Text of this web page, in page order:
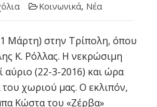
Κοινωνικά, Νέα
Μάρτη) στην Τρίπολη, όπου
Κ. Ρόλλας. Η νεκρώσιμη
αύριο (22-3-2016) και ώρα
του χωριού μας. Ο εκλιπόν,
Κώστα του «Ζέρβα»